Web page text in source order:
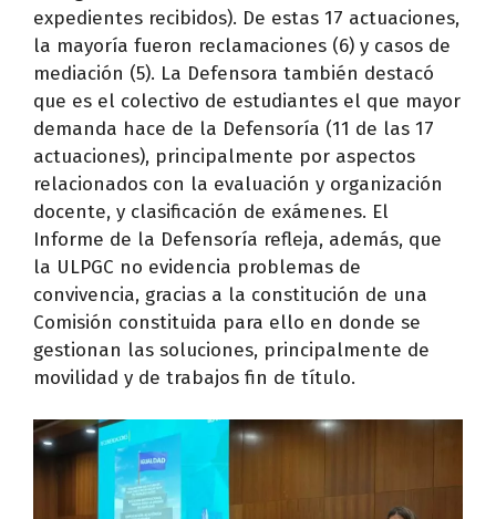
expedientes recibidos). De estas 17 actuaciones,
la mayoría fueron reclamaciones (6) y casos de
mediación (5). La Defensora también destacó
que es el colectivo de estudiantes el que mayor
demanda hace de la Defensoría (11 de las 17
actuaciones), principalmente por aspectos
relacionados con la evaluación y organización
docente, y clasificación de exámenes. El
Informe de la Defensoría refleja, además, que
la ULPGC no evidencia problemas de
convivencia, gracias a la constitución de una
Comisión constituida para ello en donde se
gestionan las soluciones, principalmente de
movilidad y de trabajos fin de título.